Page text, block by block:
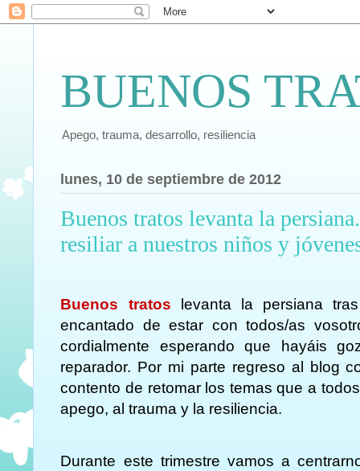
BUENOS
Apego, trauma, desarrollo, resiliencia
lunes, 10 de septiembre de 2012
Buenos tratos levanta la
resiliar a nuestros niños y
Buenos tratos levanta la persiana
encantado de estar con todos/as
cordialmente esperando que hayáis
reparador. Por mi parte regreso al blog
contento de retomar los temas que a
apego, al trauma y la resiliencia.
Durante este trimestre vamos a